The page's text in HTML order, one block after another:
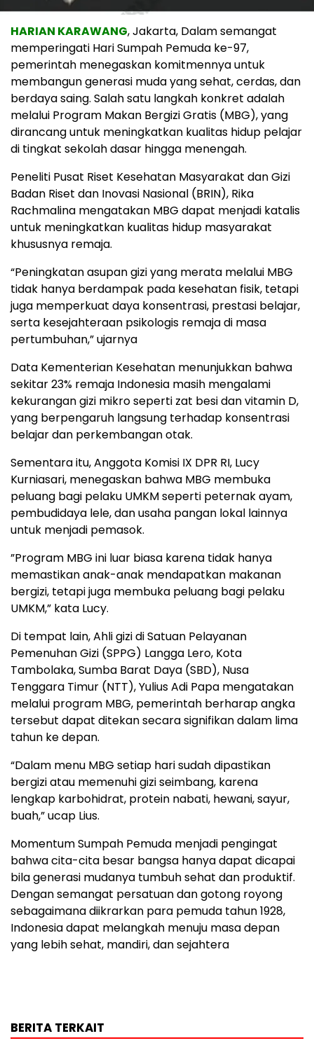
HARIAN KARAWANG, Jakarta, Dalam semangat
memperingati Hari Sumpah Pemuda ke-97,
pemerintah menegaskan komitmennya untuk
membangun generasi muda yang sehat, cerdas, dan
berdaya saing. Salah satu langkah konkret adalah
melalui Program Makan Bergizi Gratis (MBG), yang
dirancang untuk meningkatkan kualitas hidup pelajar
di tingkat sekolah dasar hingga menengah.
Peneliti Pusat Riset Kesehatan Masyarakat dan Gizi
Badan Riset dan Inovasi Nasional (BRIN), Rika
Rachmalina mengatakan MBG dapat menjadi katalis
untuk meningkatkan kualitas hidup masyarakat
khususnya remaja.
“Peningkatan asupan gizi yang merata melalui MBG
tidak hanya berdampak pada kesehatan fisik, tetapi
juga memperkuat daya konsentrasi, prestasi belajar,
serta kesejahteraan psikologis remaja di masa
pertumbuhan,” ujarnya
Data Kementerian Kesehatan menunjukkan bahwa
sekitar 23% remaja Indonesia masih mengalami
kekurangan gizi mikro seperti zat besi dan vitamin D,
yang berpengaruh langsung terhadap konsentrasi
belajar dan perkembangan otak.
Sementara itu, Anggota Komisi IX DPR RI, Lucy
Kurniasari, menegaskan bahwa MBG membuka
peluang bagi pelaku UMKM seperti peternak ayam,
pembudidaya lele, dan usaha pangan lokal lainnya
untuk menjadi pemasok.
”Program MBG ini luar biasa karena tidak hanya
memastikan anak-anak mendapatkan makanan
bergizi, tetapi juga membuka peluang bagi pelaku
UMKM,” kata Lucy.
Di tempat lain, Ahli gizi di Satuan Pelayanan
Pemenuhan Gizi (SPPG) Langga Lero, Kota
Tambolaka, Sumba Barat Daya (SBD), Nusa
Tenggara Timur (NTT), Yulius Adi Papa mengatakan
melalui program MBG, pemerintah berharap angka
tersebut dapat ditekan secara signifikan dalam lima
tahun ke depan.
“Dalam menu MBG setiap hari sudah dipastikan
bergizi atau memenuhi gizi seimbang, karena
lengkap karbohidrat, protein nabati, hewani, sayur,
buah,” ucap Lius.
Momentum Sumpah Pemuda menjadi pengingat
bahwa cita-cita besar bangsa hanya dapat dicapai
bila generasi mudanya tumbuh sehat dan produktif.
Dengan semangat persatuan dan gotong royong
sebagaimana diikrarkan para pemuda tahun 1928,
Indonesia dapat melangkah menuju masa depan
yang lebih sehat, mandiri, dan sejahtera
BERITA TERKAIT